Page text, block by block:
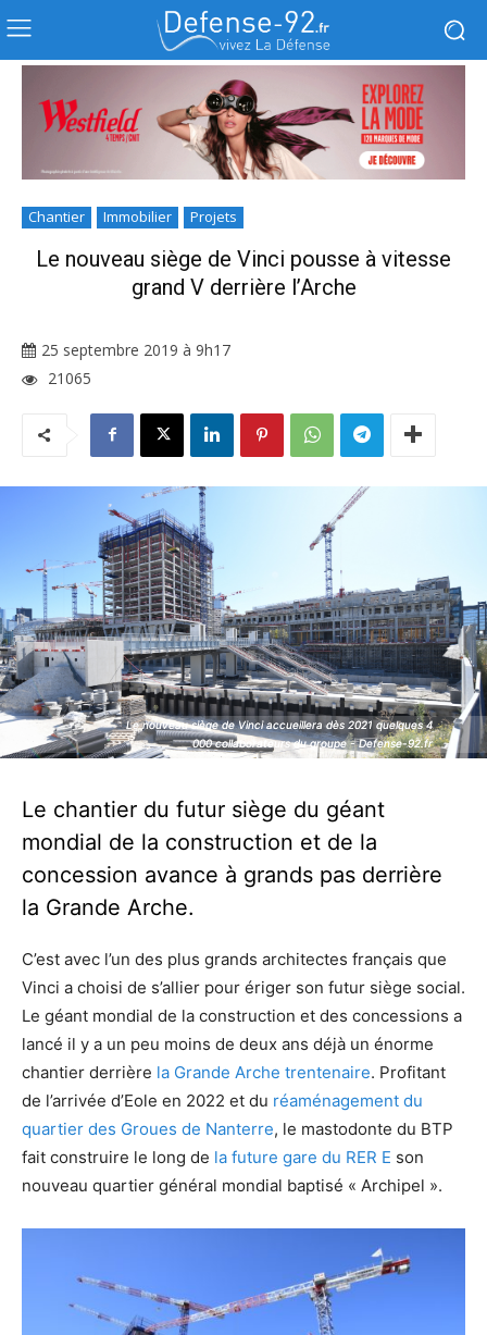
Chantier Immobilier Projets
Le nouveau siège de Vinci pousse à vitesse
grand V derrière l’Arche
25 septembre 2019 à 9h17
21065
Le nouveau siège de Vinci accueillera dès 2021 quelques 4
000 collaborateurs du groupe - Defense-92.fr
Le nouveau siège de Vinci accueillera dès 2021 quelques 4
000 collaborateurs du groupe - Defense-92.fr
Le chantier du futur siège du géant
mondial de la construction et de la
concession avance à grands pas derrière
la Grande Arche.
C’est avec l’un des plus grands architectes français que
Vinci a choisi de s’allier pour ériger son futur siège social.
Le géant mondial de la construction et des concessions a
lancé il y a un peu moins de deux ans déjà un énorme
chantier derrière la Grande Arche trentenaire. Profitant
de l’arrivée d’Eole en 2022 et du réaménagement du
quartier des Groues de Nanterre, le mastodonte du BTP
fait construire le long de la future gare du RER E son
nouveau quartier général mondial baptisé « Archipel ».